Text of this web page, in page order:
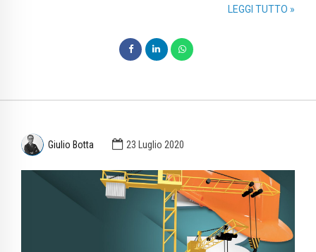
LEGGI TUTTO »
Giulio Botta 23 Luglio 2020